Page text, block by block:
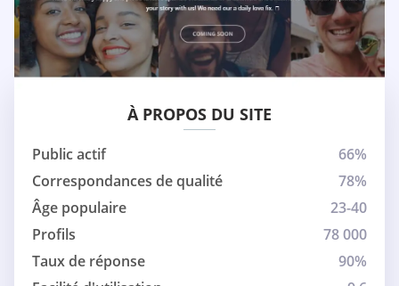
À PROPOS DU SITE
Public actif
66%
Correspondances de qualité
78%
Âge populaire
23-40
Profils
78 000
Taux de réponse
90%